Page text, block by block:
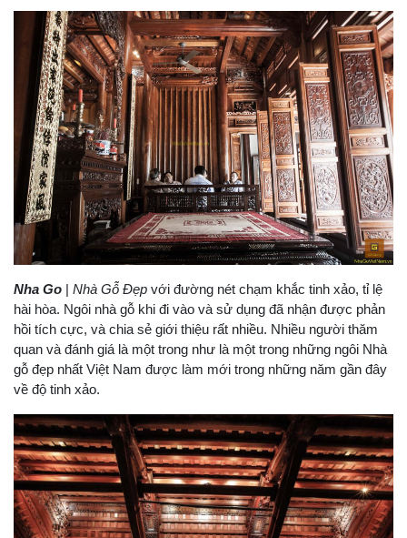
Nha Go | Nhà Gỗ Đẹp với đường nét chạm khắc tinh xảo, tỉ lệ
hài hòa. Ngôi nhà gỗ khi đi vào và sử dụng đã nhận được phản
hồi tích cực, và chia sẻ giới thiệu rất nhiều. Nhiều người thăm
quan và đánh giá là một trong như là một trong những ngôi Nhà
gỗ đẹp nhất Việt Nam được làm mới trong những năm gần đây
về độ tinh xảo.